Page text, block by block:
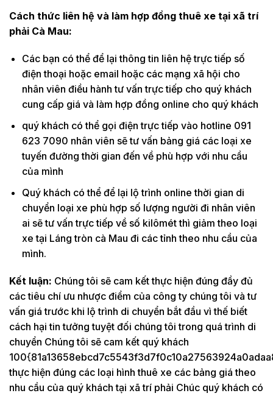
Cách thức liên hệ và làm hợp đồng thuê xe tại xã trí
phải Cà Mau:
Các bạn có thể để lại thông tin liên hệ trực tiếp số
điện thoại hoặc email hoặc các mạng xã hội cho
nhân viên điều hành tư vấn trực tiếp cho quý khách
cung cấp giá và làm hợp đồng online cho quý khách
quý khách có thể gọi điện trực tiếp vào hotline 091
623 7090 nhân viên sẽ tư vấn bảng giá các loại xe
tuyến đường thời gian đến về phù hợp với nhu cầu
của mình
Quý khách có thể để lại lộ trình online thời gian di
chuyển loại xe phù hợp số lượng người đi nhân viên
ai sẽ tư vấn trực tiếp về số kilômét thì giảm theo loại
xe tại Láng tròn cà Mau đi các tỉnh theo nhu cầu của
mình.
Kết luận: Chúng tôi sẽ cam kết thực hiện đúng đầy đủ
các tiêu chí ưu nhược điểm của công ty chúng tôi và tư
vấn giá trước khi lộ trình di chuyển bắt đầu vì thế biết
cách hại tin tưởng tuyệt đối chúng tôi trong quá trình di
chuyển Chúng tôi sẽ cam kết quý khách
thực hiện đúng các loại hình thuê xe các bảng giá theo
nhu cầu của quý khách tại xã trí phải Chúc quý khách có